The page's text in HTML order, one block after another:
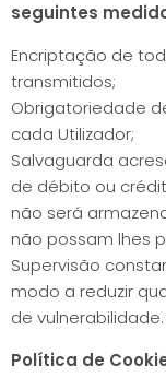
seguintes
Encriptação de
transmitidos;
Obrigatoriedade
cada Utilizador;
Salvaguarda
de débito ou
não será
não possam lhes
Supervisão
modo a reduzir
de vulnerabilidade.
Política de